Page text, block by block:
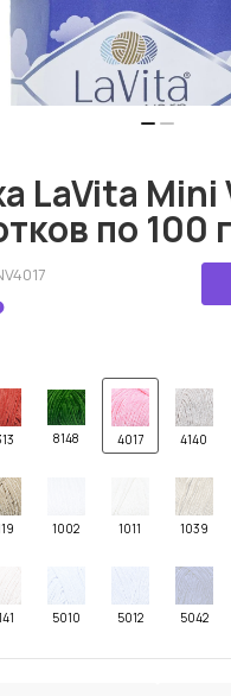
LaVita Mini
по 100
8148 4017 4140
1002 1011 1039
5010 5012 5042